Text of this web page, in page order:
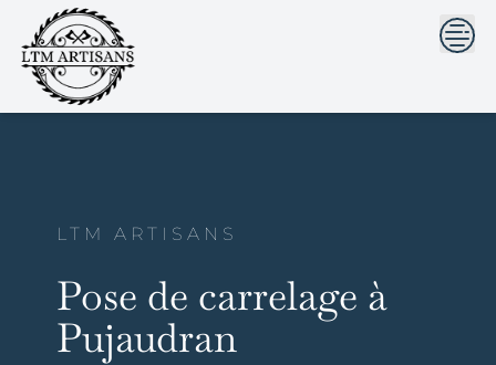
```html```
content
LTM ARTISANS
Pose de carrelage à
Pujaudran